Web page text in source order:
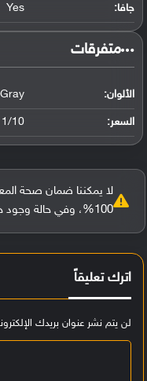
جافا: Yes
‏متفرقات‏
الألوان:
السعر: 1/10 (About 30 EUR)
لا يمكننا ضمان صحة
100%، وفي حالة وجود خطأ يُرجى
اترك تعليقاً
لن يتم نشر عنوان بريدك